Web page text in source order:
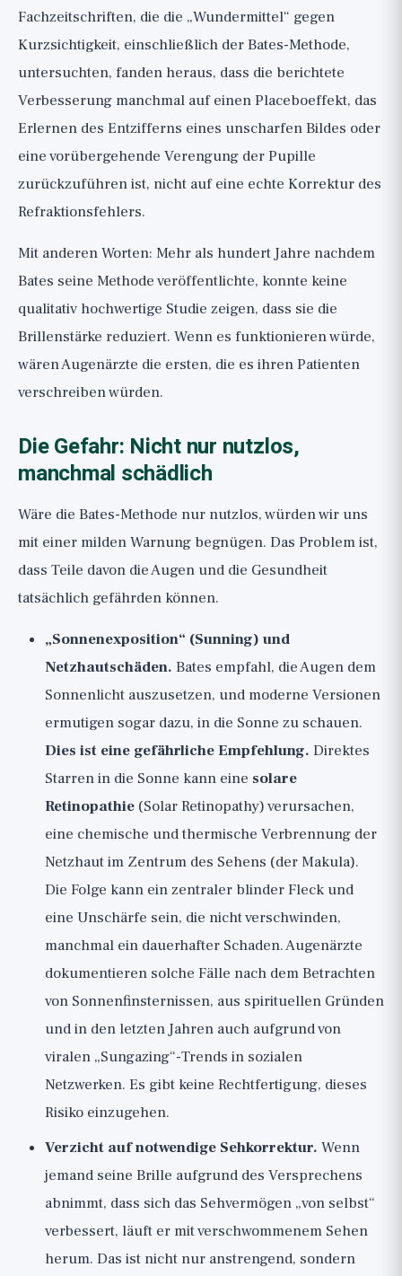
Fachzeitschriften, die die „Wundermittel“ gegen
Kurzsichtigkeit, einschließlich der Bates-Methode,
untersuchten, fanden heraus, dass die berichtete
Verbesserung manchmal auf einen Placeboeffekt, das
Erlernen des Entzifferns eines unscharfen Bildes oder
eine vorübergehende Verengung der Pupille
zurückzuführen ist, nicht auf eine echte Korrektur des
Refraktionsfehlers.
Mit anderen Worten: Mehr als hundert Jahre nachdem
Bates seine Methode veröffentlichte, konnte keine
qualitativ hochwertige Studie zeigen, dass sie die
Brillenstärke reduziert. Wenn es funktionieren würde,
wären Augenärzte die ersten, die es ihren Patienten
verschreiben würden.
Die Gefahr: Nicht nur nutzlos,
manchmal schädlich
Wäre die Bates-Methode nur nutzlos, würden wir uns
mit einer milden Warnung begnügen. Das Problem ist,
dass Teile davon die Augen und die Gesundheit
tatsächlich gefährden können.
„Sonnenexposition“ (Sunning) und
Netzhautschäden. Bates empfahl, die Augen dem
Sonnenlicht auszusetzen, und moderne Versionen
ermutigen sogar dazu, in die Sonne zu schauen.
Dies ist eine gefährliche Empfehlung. Direktes
Starren in die Sonne kann eine solare
Retinopathie (Solar Retinopathy) verursachen,
eine chemische und thermische Verbrennung der
Netzhaut im Zentrum des Sehens (der Makula).
Die Folge kann ein zentraler blinder Fleck und
eine Unschärfe sein, die nicht verschwinden,
manchmal ein dauerhafter Schaden. Augenärzte
dokumentieren solche Fälle nach dem Betrachten
von Sonnenfinsternissen, aus spirituellen Gründen
und in den letzten Jahren auch aufgrund von
viralen „Sungazing“-Trends in sozialen
Netzwerken. Es gibt keine Rechtfertigung, dieses
Risiko einzugehen.
Verzicht auf notwendige Sehkorrektur. Wenn
jemand seine Brille aufgrund des Versprechens
abnimmt, dass sich das Sehvermögen „von selbst“
verbessert, läuft er mit verschwommenem Sehen
herum. Das ist nicht nur anstrengend, sondern